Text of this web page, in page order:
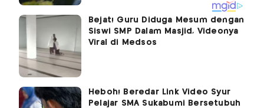
Bejat! Guru Diduga Mesum dengan
Siswi SMP Dalam Masjid, Videonya
Viral di Medsos
Heboh! Beredar Link Video Syur
Pelajar SMA Sukabumi Bersetubuh